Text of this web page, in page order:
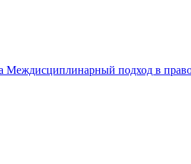
Междисциплинарный подход в